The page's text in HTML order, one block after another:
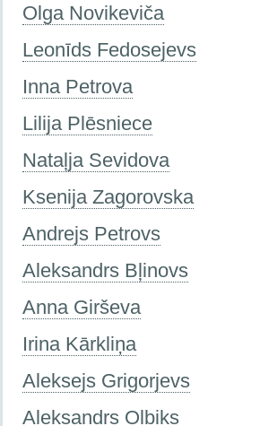
Olga Novikeviča
Leonīds Fedosejevs
Inna Petrova
Lilija Plēsniece
Nataļja Sevidova
Ksenija Zagorovska
Andrejs Petrovs
Aleksandrs Bļinovs
Anna Girševa
Irina Kārkliņa
Aleksejs Grigorjevs
Aleksandrs Olbiks